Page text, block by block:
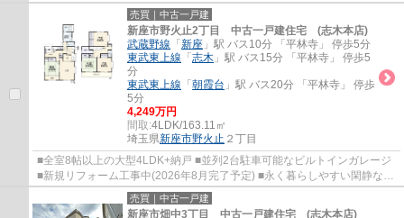
ス ■開放感良好な北西角地
売買｜中古一戸建
新座市野火止2丁目 中古一戸建住宅 (志木本店)
武蔵野線 「 新座 」駅 バス10分 「平林寺」 停歩5分
東武東上線 「 志木 」駅 バス15分 「平林寺」 停歩5
分
東武東上線 「 朝霞台 」駅 バス20分 「平林寺」 停歩
5分
4,249万円
間取:4LDK/163.11㎡
埼玉県新座市野火止 ２丁目
■全室8帖以上の大型4LDK+納戸 ■並列2台駐車可能なビルトインガレージ
■新規リフォーム工事中(2026年8月完了予定) ■永く暮らしやすい閑静な住
宅地 ■小中学校近くお子様の通学に便利
売買｜中古一戸建
新座市畑中3丁目 中古一戸建住宅 (志木本店)